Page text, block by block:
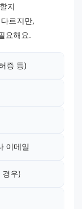
지
르지만,
요해요.
증 등)
이메일
경우)